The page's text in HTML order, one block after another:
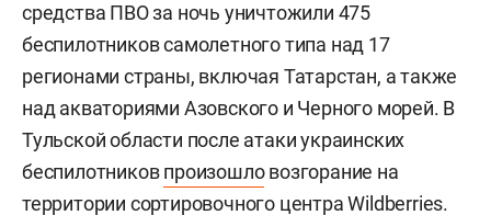
средства ПВО за ночь уничтожили 475
беспилотников самолетного типа над 17
регионами страны, включая Татарстан, а также
над акваториями Азовского и Черного морей. В
Тульской области после атаки украинских
беспилотниковпроизошловозгорание на
территории сортировочного центра Wildberries.